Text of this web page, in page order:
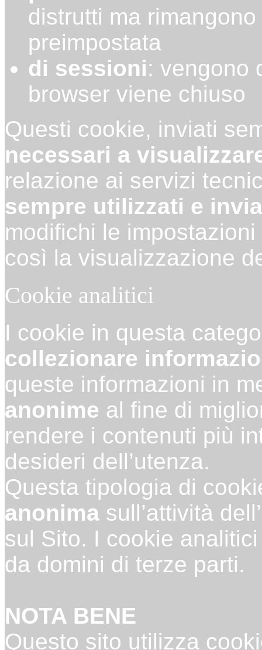
distrutti ma
preimpostata
di sessioni: vengono
browser viene chiuso
Questi cookie, inviati
necessari a
relazione ai servizi
sempre utilizzati e
modifichi le
così la visualizzazione
Cookie analitici
I cookie in questa
collezionare
queste informazioni in
anonime al fine di
rendere i contenuti più
desideri dell’utenza.
Questa tipologia di
anonima sull’attività
sul Sito. I cookie
da domini di terze parti.
NOTA BENE
Questo sito utilizza